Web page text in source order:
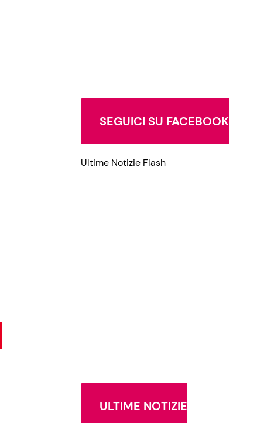
SEGUICI SU FACEBOOK
Ultime Notizie Flash
ULTIME NOTIZIE